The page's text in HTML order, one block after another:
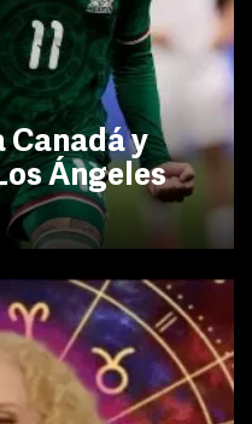
Canadá y
Ángeles